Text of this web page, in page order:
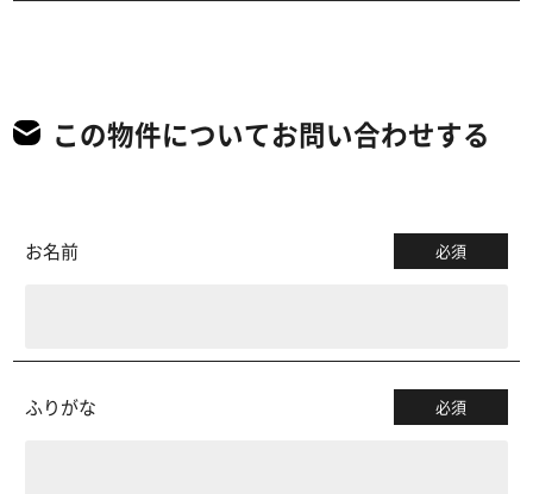
この物件についてお問い合わせする
お名前 必須
ふりがな 必須